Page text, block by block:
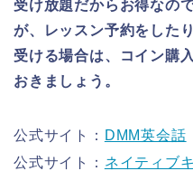
受け放題だからお得なの
が、レッスン予約をした
受ける場合は、コイン購
おきましょう。
公式サイト： DMM英会話
公式サイト： ネイティブ